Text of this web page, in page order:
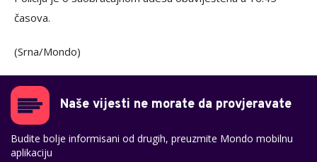
časova.
(Srna/Mondo)
Naše vijesti ne morate da provjeravate
Budite bolje informisani od drugih, preuzmite Mondo mobilnu
aplikaciju